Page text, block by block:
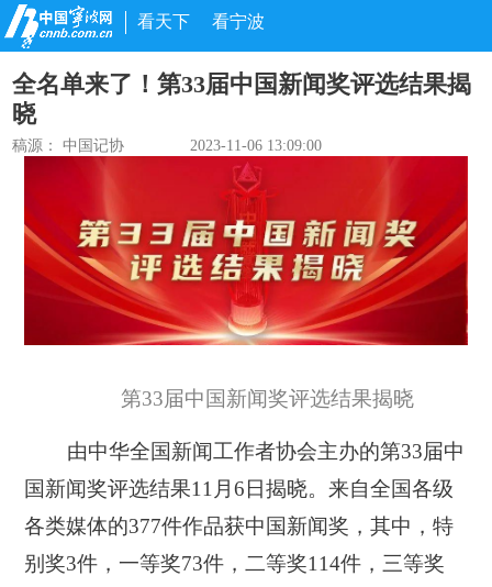
看天下 看宁波
全名单来了！第33届中国新闻奖评选结果揭
晓
稿源：中国记协 2023-11-06 13:09:00
第33届中国新闻奖评选结果揭晓
由中华全国新闻工作者协会主办的第33届中
国新闻奖评选结果11月6日揭晓。来自全国各级
各类媒体的377件作品获中国新闻奖，其中，特
别奖3件，一等奖73件，二等奖114件，三等奖